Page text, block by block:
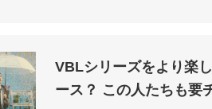
VBLシリーズをより楽
ース？ この人たちも要